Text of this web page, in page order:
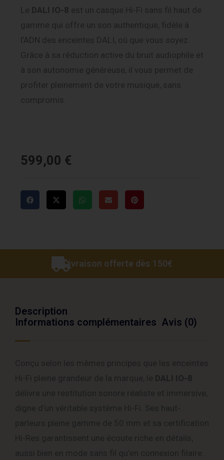
Le DALI IO-8 est un casque Hi-Fi sans fil haut de
gamme qui offre un son authentique, fidèle à
l’ADN des enceintes DALI, où que vous soyez.
Grâce à sa réduction active du bruit audiophile et
à son autonomie généreuse, il vous permet de
profiter pleinement de votre musique, sans
compromis.
599,00 €
Livraison offerte dès 150€
Description
Informations complémentaires Avis (0)